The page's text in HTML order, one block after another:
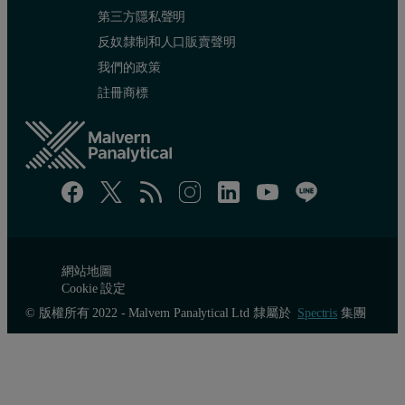
第三方隱私聲明
反奴隸制和人口販賣聲明
我們的政策
註冊商標
網站地圖
Cookie 設定
© 版權所有 2022 - Malvern Panalytical Ltd 隸屬於 Spectris集團